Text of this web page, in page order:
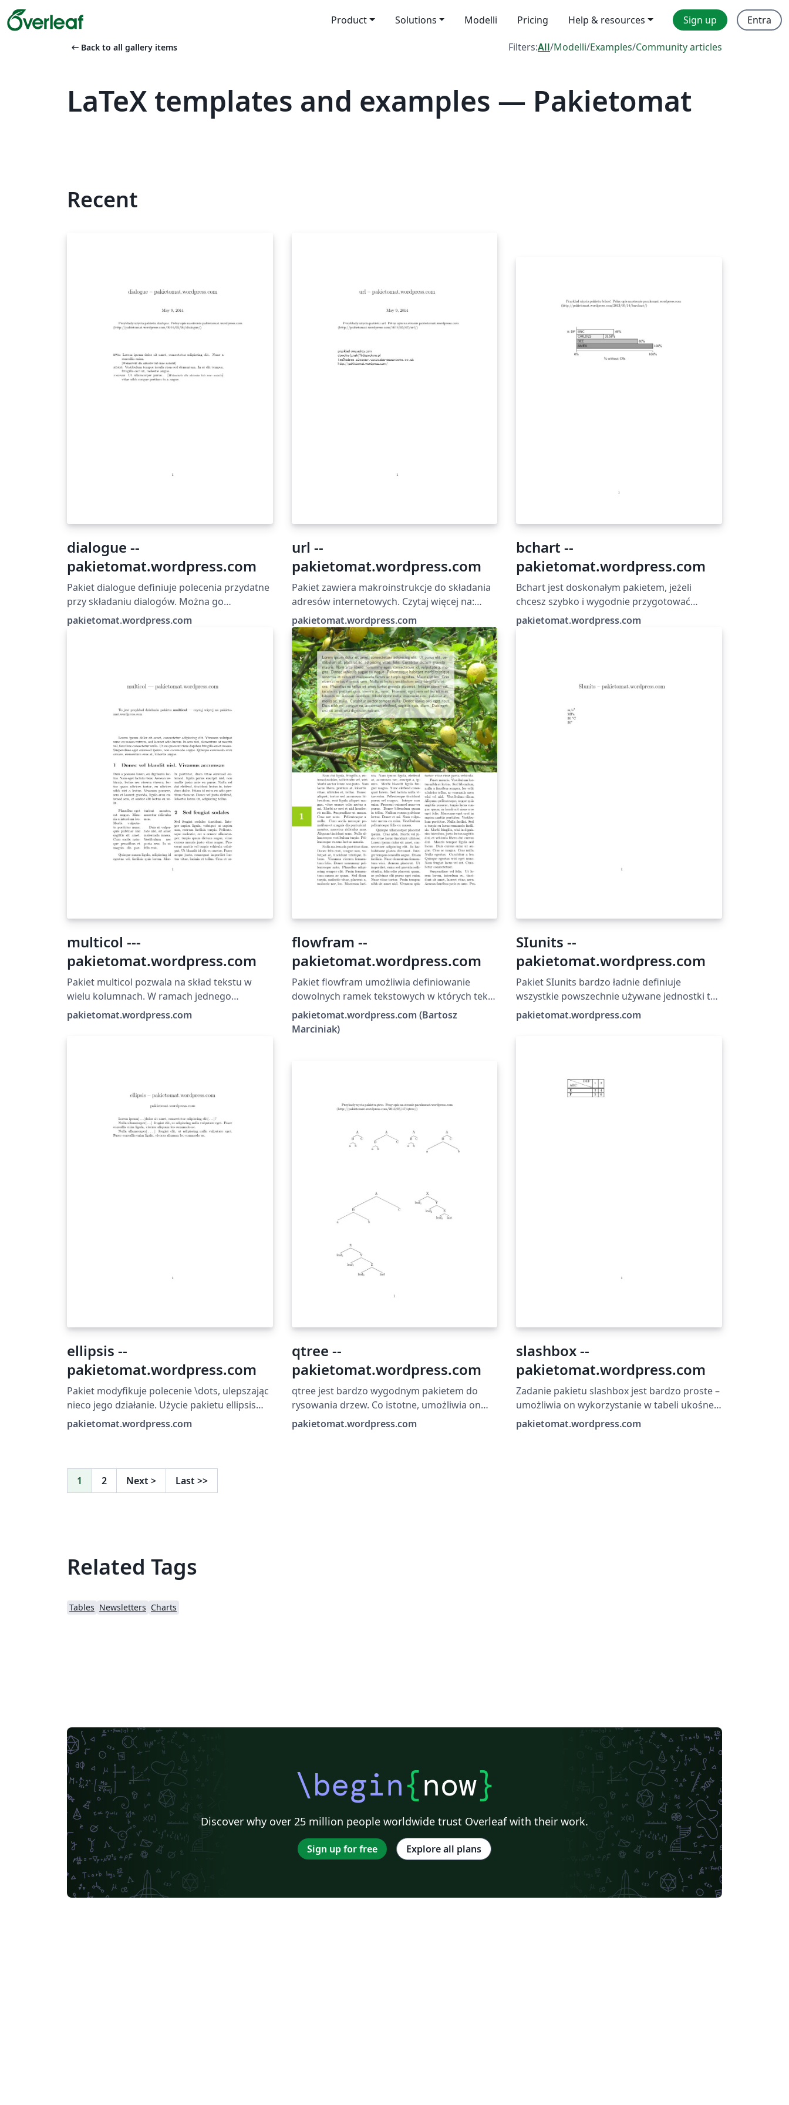
Product Solutions Modelli Pricing Help & resources Sign up Entra
arrow_left_alt Back to all gallery items Filters:All/Modelli/Examples/Community articles
LaTeX templates and examples — Pakietomat
Recent
dialogue --
pakietomat.wordpress.com
Pakiet dialogue definiuje polecenia przydatne
przy składaniu dialogów. Można go
wykorzystać do przygotowania zapisu sztuki
lub do łatwego sformatowania dialogów na
pakietomat.wordpress.com
url --
pakietomat.wordpress.com
Pakiet zawiera makroinstrukcje do składania
adresów internetowych. Czytaj więcej na:
http://pakietomat.wordpress.com/2014/05/07
/url/
pakietomat.wordpress.com
bchart --
pakietomat.wordpress.com
Bchart jest doskonałym pakietem, jeżeli
chcesz szybko i wygodnie przygotować
wykres słupkowy w LaTeX-u. Czytaj więcej na:
http://pakietomat.wordpress.com/2013/05/14
pakietomat.wordpress.com
multicol ---
pakietomat.wordpress.com
Pakiet multicol pozwala na skład tekstu w
wielu kolumnach. W ramach jednego
dokumentu możemy fragmenty tekstu
składać w różnych konfiguracjach składu
pakietomat.wordpress.com
flowfram --
pakietomat.wordpress.com
Pakiet flowfram umożliwia definiowanie
dowolnych ramek tekstowych w których tekst
przepływa pomiędzy nimi zgodnie z
kolejnością ich definicji. Bardzo łatwe staje
zastępować programy komercyjne takie jak
zaawansowanych dokumentów.
pakietomat.wordpress.com (Bartosz
Marciniak)
SIunits --
pakietomat.wordpress.com
Pakiet SIunits bardzo ładnie definiuje
wszystkie powszechnie używane jednostki tak
z układu SI jak i z poza niego, oraz pozwala na
definiowanie swoich własnych.
pakietomat.wordpress.com
ellipsis --
pakietomat.wordpress.com
Pakiet modyfikuje polecenie \dots, ulepszając
nieco jego działanie. Użycie pakietu ellipsis
sprawia, że odstępy pomiędzy kropkami w
wielokropku oraz odstęp samego
http://pakietomat.wordpress.com/2014/06/07
/ellipsis/
pakietomat.wordpress.com
qtree --
pakietomat.wordpress.com
qtree jest bardzo wygodnym pakietem do
rysowania drzew. Co istotne, umożliwia on
skład wielowierszowy na poszczególnych
węzłach. Czytaj więcej na:
pakietomat.wordpress.com
slashbox --
pakietomat.wordpress.com
Zadanie pakietu slashbox jest bardzo proste –
umożliwia on wykorzystanie w tabeli ukośnej
kreski dzielącej komórkę.
pakietomat.wordpress.com
1 2 Next > Last >>
Related Tags
Tables Newsletters Charts
\begin{now}
Discover why over 25 million people worldwide trust Overleaf with their work.
Sign up for free Explore all plans